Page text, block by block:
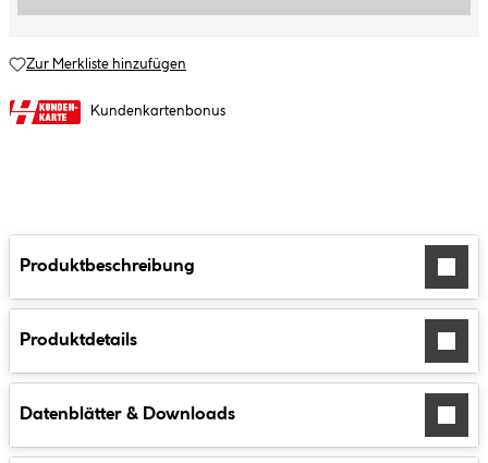
Zur Merkliste hinzufügen
Kundenkartenbonus
Produktbeschreibung
Produktdetails
Datenblätter & Downloads